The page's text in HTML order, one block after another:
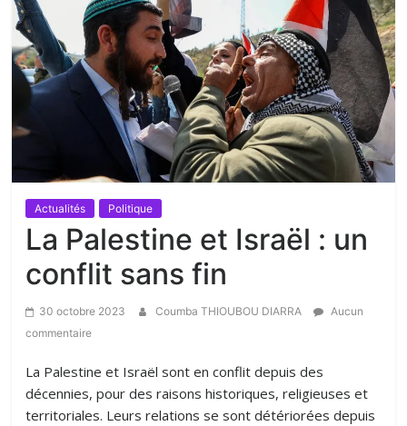
Actualités Politique
La Palestine et Israël : un
conflit sans fin
30 octobre 2023 Coumba THIOUBOU DIARRA
Aucun
commentaire
La Palestine et Israël sont en conflit depuis des
décennies, pour des raisons historiques, religieuses et
territoriales. Leurs relations se sont détériorées depuis